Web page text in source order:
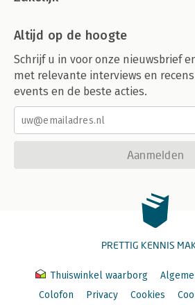
Altijd op de hoogte
Schrijf u in voor onze nieuwsbrief
met relevante interviews en
events en de beste acties.
Aanmelden
PRETTIG KENNIS
Thuiswinkel waarborg
Colofon
Privacy Cookies